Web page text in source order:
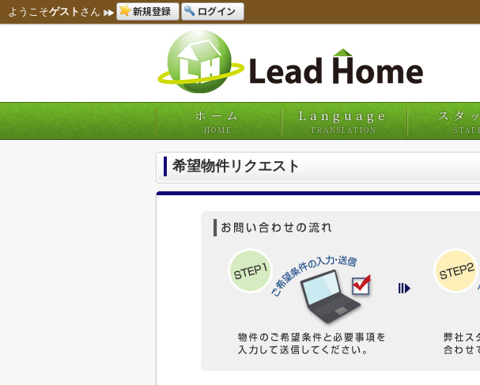
ようこそゲスト さん 新規登録 ログイン
ホーム
HOME
Language
TRANSLATION
スタ
希望物件リクエスト